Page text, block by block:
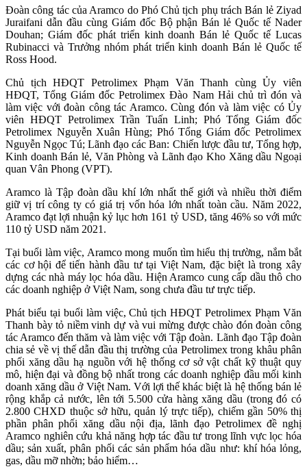
Đoàn công tác của Aramco do Phó Chủ tịch phụ trách Bán lẻ Ziyad
Juraifani dẫn đầu cùng Giám đốc Bộ phận Bán lẻ Quốc tế Nader
Douhan; Giám đốc phát triển kinh doanh Bán lẻ Quốc tế Lucas
Rubinacci và Trưởng nhóm phát triển kinh doanh Bán lẻ Quốc tế
Ross Hood.
Chủ tịch HĐQT Petrolimex Phạm Văn Thanh cùng Ủy viên
HĐQT, Tổng Giám đốc Petrolimex Đào Nam Hải chủ trì đón và
làm việc với đoàn công tác Aramco. Cùng đón và làm việc có Ủy
viên HĐQT Petrolimex Trần Tuấn Linh; Phó Tổng Giám đốc
Petrolimex Nguyễn Xuân Hùng; Phó Tổng Giám đốc Petrolimex
Nguyễn Ngọc Tú; Lãnh đạo các Ban: Chiến lược đầu tư, Tổng hợp,
Kinh doanh Bán lẻ, Văn Phòng và Lãnh đạo Kho Xăng dầu Ngoại
quan Vân Phong (VPT).
Aramco là Tập đoàn dầu khí lớn nhất thế giới và nhiều thời điểm
giữ vị trí công ty có giá trị vốn hóa lớn nhất toàn cầu. Năm 2022,
Aramco đạt lợi nhuận kỷ lục hơn 161 tỷ USD, tăng 46% so với mức
110 tỷ USD năm 2021.
Tại buổi làm việc, Aramco mong muốn tìm hiểu thị trường, nắm bắt
các cơ hội để tiến hành đầu tư tại Việt Nam, đặc biệt là trong xây
dựng các nhà máy lọc hóa dầu. Hiện Aramco cung cấp dầu thô cho
các doanh nghiệp ở Việt Nam, song chưa đầu tư trực tiếp.
Phát biểu tại buổi làm việc, Chủ tịch HĐQT Petrolimex Phạm Văn
Thanh bày tỏ niềm vinh dự và vui mừng được chào đón đoàn công
tác Aramco đến thăm và làm việc với Tập đoàn. Lãnh đạo Tập đoàn
chia sẻ về vị thế dẫn đầu thị trường của Petrolimex trong khâu phân
phối xăng dầu hạ nguồn với hệ thống cơ sở vật chất kỹ thuật quy
mô, hiện đại và đồng bộ nhất trong các doanh nghiệp đầu mối kinh
doanh xăng dầu ở Việt Nam. Với lợi thế khác biệt là hệ thống bán lẻ
rộng khắp cả nước, lên tới 5.500 cửa hàng xăng dầu (trong đó có
2.800 CHXD thuộc sở hữu, quản lý trực tiếp), chiếm gần 50% thị
phần phân phối xăng dầu nội địa, lãnh đạo Petrolimex đề nghị
Aramco nghiên cứu khả năng hợp tác đầu tư trong lĩnh vực lọc hóa
dầu; sản xuất, phân phối các sản phẩm hóa dầu như: khí hóa lỏng,
gas, dầu mỡ nhờn; bảo hiểm…